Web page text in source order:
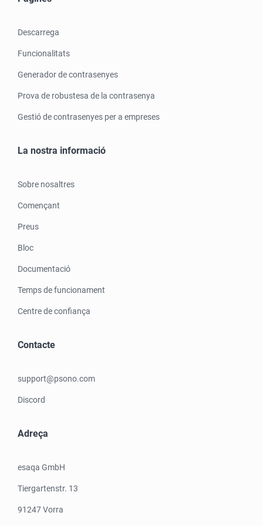
Descarrega
Funcionalitats
Generador de contrasenyes
Prova de robustesa de la contrasenya
Gestió de contrasenyes per a empreses
La nostra informació
Sobre nosaltres
Començant
Preus
Bloc
Documentació
Temps de funcionament
Centre de confiança
Contacte
support@psono.com
Discord
Adreça
esaqa GmbH
Tiergartenstr. 13
91247 Vorra